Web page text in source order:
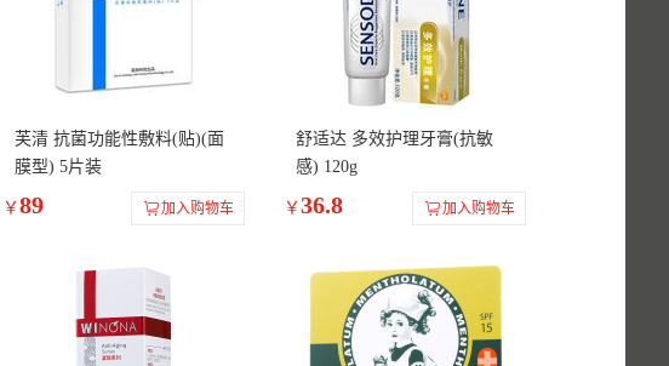
芙清 抗菌功能性敷料(贴)(面
膜型) 5片装
￥ 89 加入购物车
舒适达 多效护理牙膏(抗敏
感) 120g
￥ 36.8 加入购物车